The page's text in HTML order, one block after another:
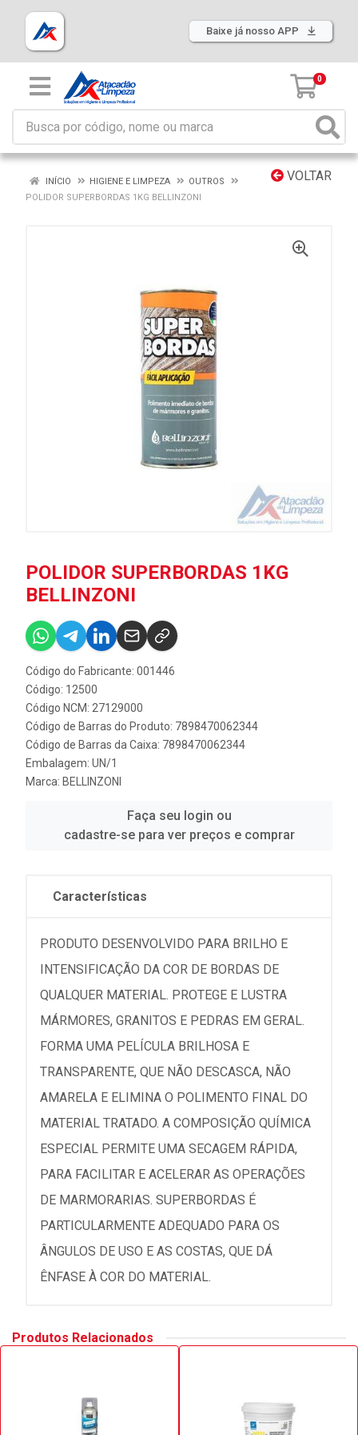
Baixe já nosso APP
0
VOLTAR
INÍCIO HIGIENE E LIMPEZA
OUTROS
POLIDOR SUPERBORDAS 1KG BELLINZONI
POLIDOR SUPERBORDAS 1KG
BELLINZONI
Código do Fabricante: 001446
Código: 12500
Código NCM: 27129000
Código de Barras do Produto: 7898470062344
Código de Barras da Caixa: 7898470062344
Embalagem: UN/1
Marca: BELLINZONI
Faça seu login ou
cadastre-se para ver preços e comprar
Características
PRODUTO DESENVOLVIDO PARA BRILHO E
INTENSIFICAÇÃO DA COR DE BORDAS DE
QUALQUER MATERIAL. PROTEGE E LUSTRA
MÁRMORES, GRANITOS E PEDRAS EM GERAL.
FORMA UMA PELÍCULA BRILHOSA E
TRANSPARENTE, QUE NÃO DESCASCA, NÃO
AMARELA E ELIMINA O POLIMENTO FINAL DO
MATERIAL TRATADO. A COMPOSIÇÃO QUÍMICA
ESPECIAL PERMITE UMA SECAGEM RÁPIDA,
PARA FACILITAR E ACELERAR AS OPERAÇÕES
DE MARMORARIAS. SUPERBORDAS É
PARTICULARMENTE ADEQUADO PARA OS
ÂNGULOS DE USO E AS COSTAS, QUE DÁ
ÊNFASE À COR DO MATERIAL.
Produtos Relacionados